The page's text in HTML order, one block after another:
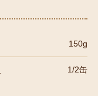
150g
1/2缶